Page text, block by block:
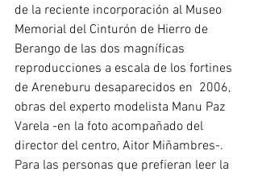
de la reciente incorporación al Museo
Memorial del Cinturón de Hierro de
Berango de las dos magníficas
reproducciones a escala de los fortines
de Areneburu desaparecidos en  2006,
obras del experto modelista Manu Paz
Varela -en la foto acompañado del
director del centro, Aitor Miñambres-.
Para las personas que prefieran leer la